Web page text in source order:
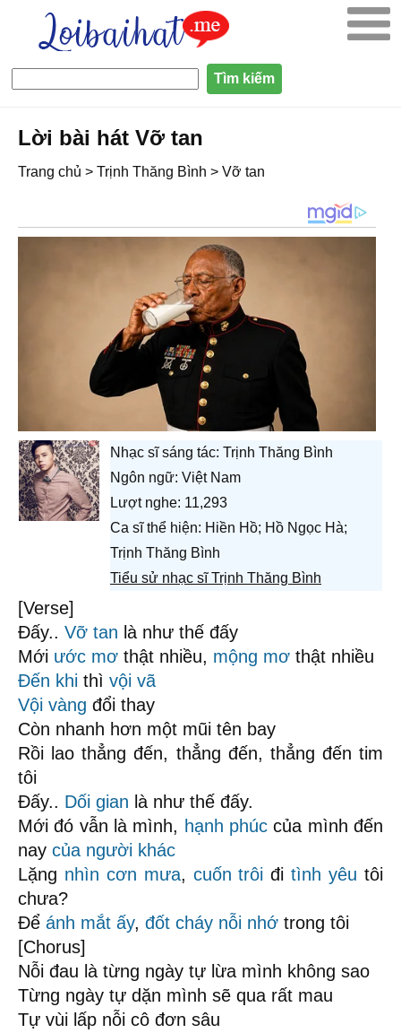
Lời bài hát Vỡ tan
Trang chủ > Trịnh Thăng Bình > Vỡ tan
Nhạc sĩ sáng tác: Trịnh Thăng Bình
Ngôn ngữ: Việt Nam
Lượt nghe: 11,293
Ca sĩ thể hiện: Hiền Hồ; Hồ Ngọc Hà;
Trịnh Thăng Bình
Tiểu sử nhạc sĩ Trịnh Thăng Bình
[Verse]
Đấy.. Vỡ tan là như thế đấy
Mới ước mơ thật nhiều, mộng mơ thật nhiều
Đến khi thì vội vã
Vội vàng đổi thay
Còn nhanh hơn một mũi tên bay
Rồi lao thẳng đến, thẳng đến, thẳng đến tim
tôi
Đấy.. Dối gian là như thế đấy.
Mới đó vẫn là mình, hạnh phúc của mình đến
nay của người khác
Lặng nhìn cơn mưa, cuốn trôi đitình yêu tôi
chưa?
Để ánh mắt ấy, đốt cháy nỗi nhớ trong tôi
[Chorus]
Nỗi đau là từng ngày tự lừa mình không sao
Từng ngày tự dặn mình sẽ qua rất mau
Tự vùi lấp nỗi cô đơn sâu